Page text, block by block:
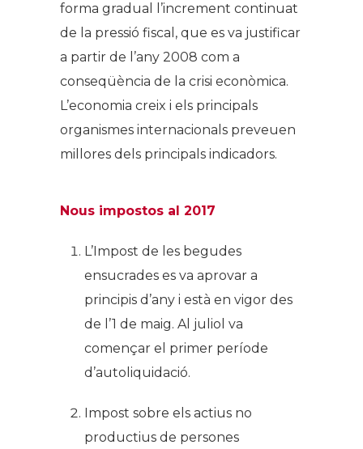
forma gradual l’increment continuat
de la pressió fiscal, que es va justificar
a partir de l’any 2008 com a
conseqüència de la crisi econòmica.
L’economia creix i els principals
organismes internacionals preveuen
millores dels principals indicadors.
Nous impostos al 2017
L’Impost de les begudes
ensucrades es va aprovar a
principis d’any i està en vigor des
de l’1 de maig. Al juliol va
començar el primer període
d’autoliquidació.
Impost sobre els actius no
productius de persones